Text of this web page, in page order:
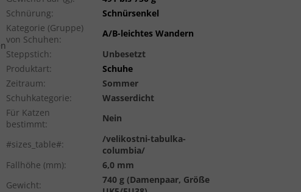
Schnürung:
Schnürsenkel
Kategorie (Gruppe)
von Schuhen:
A/B-leichtes Wandern
Steppstich:
Unbesetzt
Produktart:
Schuhe
Zeitraum:
Sommer
Schuhkategorie:
Wasserdicht
Für Katzen
bestimmt:
Nein
#sizes_table#:
/velikostni-tabulka-
columbia/
Fallhöhe (mm):
6,0 mm
Gewicht:
740 g (Damenpaar, Größe